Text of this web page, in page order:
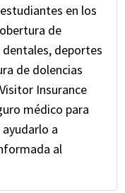
en los
de
deportes
de dolencias
Insurance
médico para
a
al